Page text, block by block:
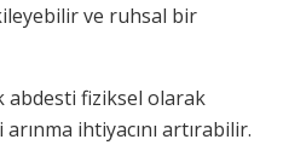
ve ruhsal bir
abdesti fiziksel olarak
ihtiyacını artırabilir.